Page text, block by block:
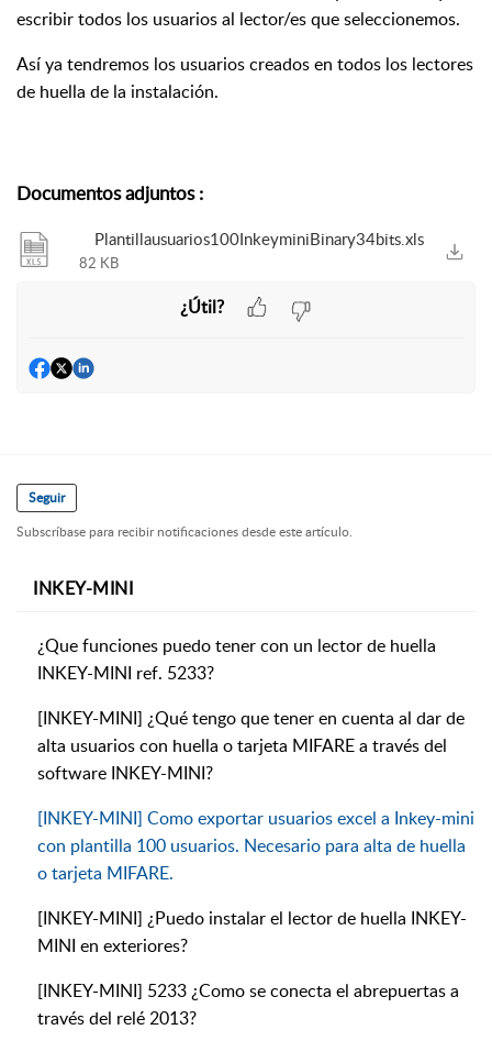
escribir todos los usuarios al lector/es que seleccionemos.
Así ya tendremos los usuarios creados en todos los lectores
de huella de la instalación.
Documentos adjuntos:
Plantillausuarios100InkeyminiBinary34bits.xls
82 KB
¿Útil?
Seguir
Subscríbase para recibir notificaciones desde este artículo.
INKEY-MINI
¿Que funciones puedo tener con un lector de huella
INKEY-MINI ref. 5233?
[INKEY-MINI] ¿Qué tengo que tener en cuenta al dar de
alta usuarios con huella o tarjeta MIFARE a través del
software INKEY-MINI?
[INKEY-MINI] Como exportar usuarios excel a Inkey-mini
con plantilla 100 usuarios. Necesario para alta de huella
o tarjeta MIFARE.
[INKEY-MINI] ¿Puedo instalar el lector de huella INKEY-
MINI en exteriores?
[INKEY-MINI] 5233 ¿Como se conecta el abrepuertas a
través del relé 2013?